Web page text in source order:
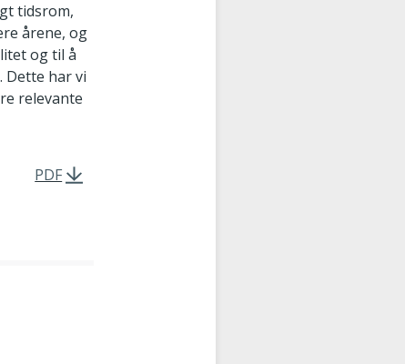
tidsrom,
årene, og
og til å
Dette har vi
relevante
PDF